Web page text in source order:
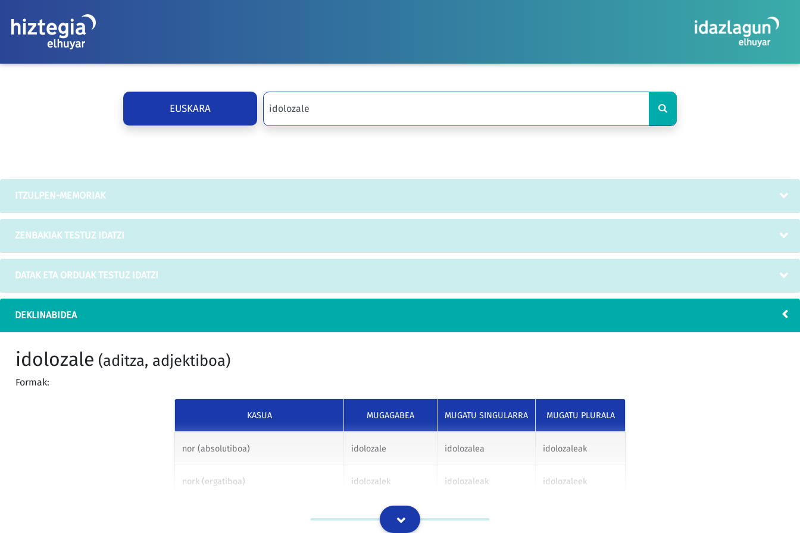
EUSKARA
ITZULPEN-MEMORIAK
ZENBAKIAK TESTUZ IDATZI
DATAK ETA ORDUAK TESTUZ IDATZI
DEKLINABIDEA
idolozale (aditza, adjektiboa)
Formak:
KASUA MUGAGABEA MUGATU SINGULARRA MUGATU PLURALA
nor (absolutiboa) idolozale idolozalea idolozaleak
nork (ergatiboa) idolozalek idolozaleak idolozaleek
idolozaleri